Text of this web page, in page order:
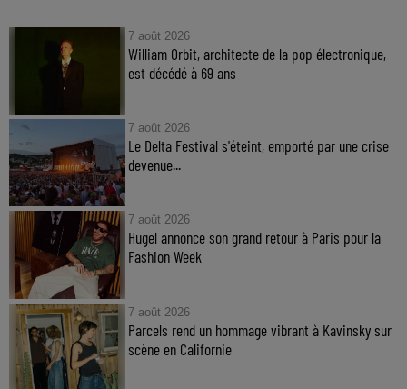
7 août 2026
William Orbit, architecte de la pop électronique,
est décédé à 69 ans
7 août 2026
Le Delta Festival s'éteint, emporté par une crise
devenue...
7 août 2026
Hugel annonce son grand retour à Paris pour la
Fashion Week
7 août 2026
Parcels rend un hommage vibrant à Kavinsky sur
scène en Californie